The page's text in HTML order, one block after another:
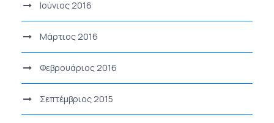
Ιούνιος 2016
Μάρτιος 2016
Φεβρουάριος 2016
Σεπτέμβριος 2015